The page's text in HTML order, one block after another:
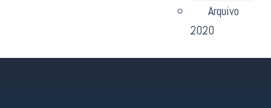
Arquivo
2020